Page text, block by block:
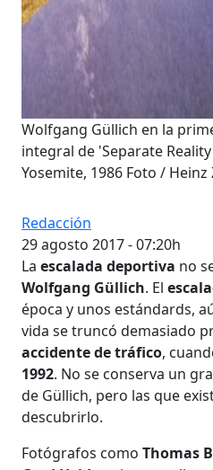
Wolfgang Güllich en la
integral de 'Separate
Yosemite, 1986 Foto / Heinz
Redacción
29 agosto 2017 - 07:20h
La escalada deportiva no
Wolfgang Güllich. El
época y unos estándards,
vida se truncó demasiado
accidente de tráfico,
1992. No se conserva un
de Güllich, pero las que
descubrirlo.
Fotógrafos como Thomas